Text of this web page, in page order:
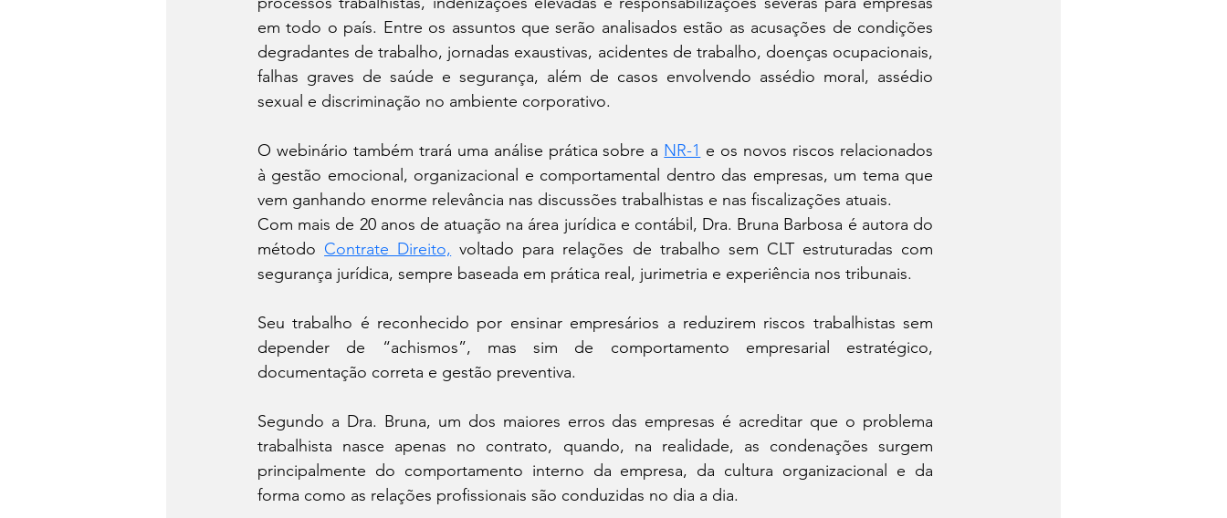
em todo o país. Entre os assuntos que serão analisados estão as acusações de condições
degradantes de trabalho, jornadas exaustivas, acidentes de trabalho, doenças ocupacionais,
falhas graves de saúde e segurança, além de casos envolvendo assédio moral, assédio
sexual e discriminação no ambiente corporativo.
O webinário também trará uma análise prática sobre a NR-1 e os novos riscos relacionados
à gestão emocional, organizacional e comportamental dentro das empresas, um tema que
vem ganhando enorme relevância nas discussões trabalhistas e nas fiscalizações atuais.
Com mais de 20 anos de atuação na área jurídica e contábil, Dra. Bruna Barbosa é autora do
método Contrate Direito, voltado para relações de trabalho sem CLT estruturadas com
segurança jurídica, sempre baseada em prática real, jurimetria e experiência nos tribunais.
Seu trabalho é reconhecido por ensinar empresários a reduzirem riscos trabalhistas sem
depender de “achismos”, mas sim de comportamento empresarial estratégico,
documentação correta e gestão preventiva.
Segundo a Dra. Bruna, um dos maiores erros das empresas é acreditar que o problema
trabalhista nasce apenas no contrato, quando, na realidade, as condenações surgem
principalmente do comportamento interno da empresa, da cultura organizacional e da
forma como as relações profissionais são conduzidas no dia a dia.